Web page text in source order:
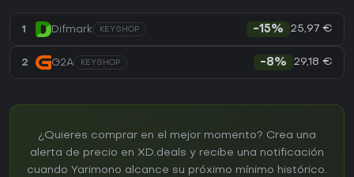
1 Difmark KEYSHOP -15% 25,97 €
2 G2A KEYSHOP -8% 29,18 €
¿Quieres comprar en el mejor momento? Crea una
alerta de precio en XD.deals y recibe una notificación
cuando Yarimono alcance su próximo mínimo histórico.